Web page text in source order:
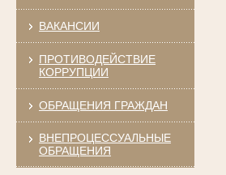
ВАКАНСИИ
ПРОТИВОДЕЙСТВИЕ
КОРРУПЦИИ
ОБРАЩЕНИЯ ГРАЖДАН
ВНЕПРОЦЕССУАЛЬНЫЕ
ОБРАЩЕНИЯ